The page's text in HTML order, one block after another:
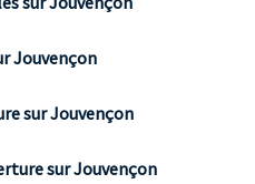
Jouvençon
sur Jouvençon
sur Jouvençon